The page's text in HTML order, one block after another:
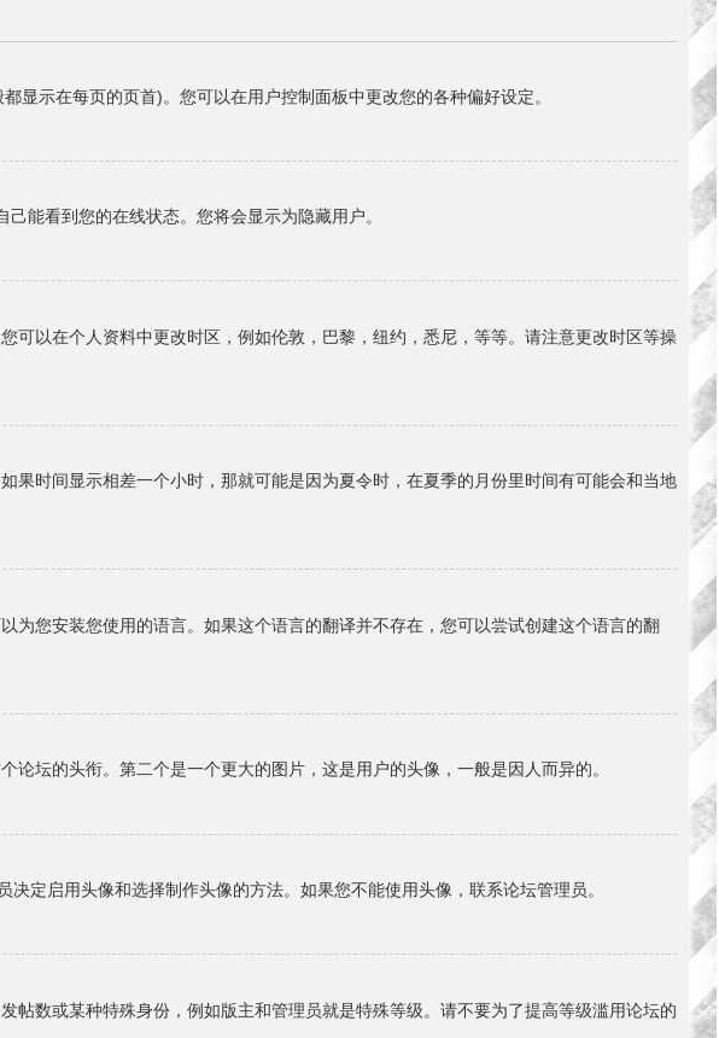
显示在每页的页首)。您可以在用户控制面板中更改您的各种偏好设定。
能看到您的在线状态。您将会显示为隐藏用户。
以在个人资料中更改时区，例如伦敦，巴黎，纽约，悉尼，等等。请注意更改时区等操
时间显示相差一个小时，那就可能是因为夏令时，在夏季的月份里时间有可能会和当地
您安装您使用的语言。如果这个语言的翻译并不存在，您可以尝试创建这个语言的翻
坛的头衔。第二个是一个更大的图片，这是用户的头像，一般是因人而异的。
定启用头像和选择制作头像的方法。如果您不能使用头像，联系论坛管理员。
数或某种特殊身份，例如版主和管理员就是特殊等级。请不要为了提高等级滥用论坛的